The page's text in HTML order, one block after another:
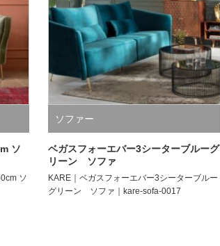
ソ
ソ
ソファー
ベガスフォーエバー3シーターブルーグ
リーン ソファ
KARE｜ベガスフォーエバー3シーターブルー
グリーン ソファ｜kare-sofa-0017